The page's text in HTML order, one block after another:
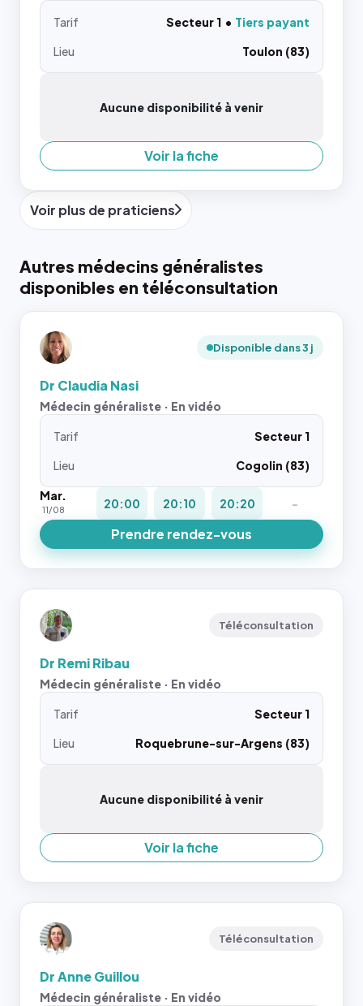
Tarif Secteur 1
Tiers payant
Lieu
Toulon (83)
Aucune disponibilité à venir
Voir la fiche
Voir plus de praticiens
Autres médecins généralistes
disponibles en téléconsultation
Disponible dans 3 j
Dr Claudia Nasi
Médecin généraliste · En vidéo
Tarif
Secteur 1
Lieu
Cogolin (83)
Mar.
11/08 20:00 20:10 20:20 -
Prendre rendez-vous
Téléconsultation
Dr Remi Ribau
Médecin généraliste · En vidéo
Tarif
Secteur 1
Lieu
Roquebrune-sur-Argens (83)
Aucune disponibilité à venir
Voir la fiche
Téléconsultation
Dr Anne Guillou
Médecin généraliste · En vidéo